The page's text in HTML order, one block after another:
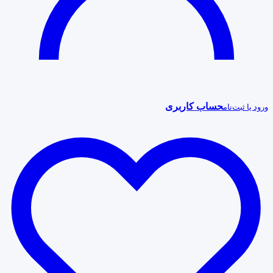
ورود یا ثبت‌نامحساب کاربری